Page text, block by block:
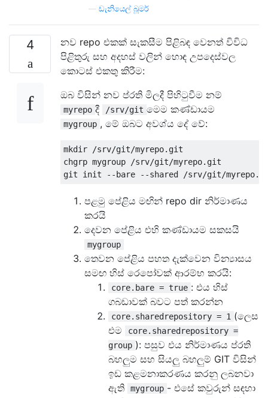
ඩැනියෙල් බූමර්
4
නව repo එකක් සැකසීම පිළිබඳ වෙනත් විවිධ
පිළිතුරු සහ අදහස් වලින් හොඳ උපදෙස්වල
කොටස් එකතු කිරීම:
ඔබ විසින් නව ප්රති මිලදී පිහිටුවීම නම්
myrepo දී /srv/git මෙම කණ්ඩායම
mygroup , මේ ඔබට අවශ්ය දේ වේ:
mkdir /srv/git/myrepo.git
chgrp mygroup /srv/git/myrepo.git
පළමු පේළිය මඟින් repo dir නිර්මාණය
කරයි
දෙවන පේළිය එහි කණ්ඩායම සකසයි
mygroup
තෙවන පේළිය පහත දැක්වෙන වින්‍යාසය
සමඟ හිස් රෙපෝවක් ආරම්භ කරයි:
core.bare = true : එය හිස්
ගබඩාවක් බවට පත් කරන්න
core.sharedrepository = 1 (ලෙස
එම
core.sharedrepository =
group ): පසුව එය නිර්මාණය ප්රති
බහලුම සහ සියලු බහලුම් GIT විසින්
ඉඩ කළමනාකරණය කරනු ලබනවා
ඇති
mygroup - එසේ කවුරුන් සඳහා